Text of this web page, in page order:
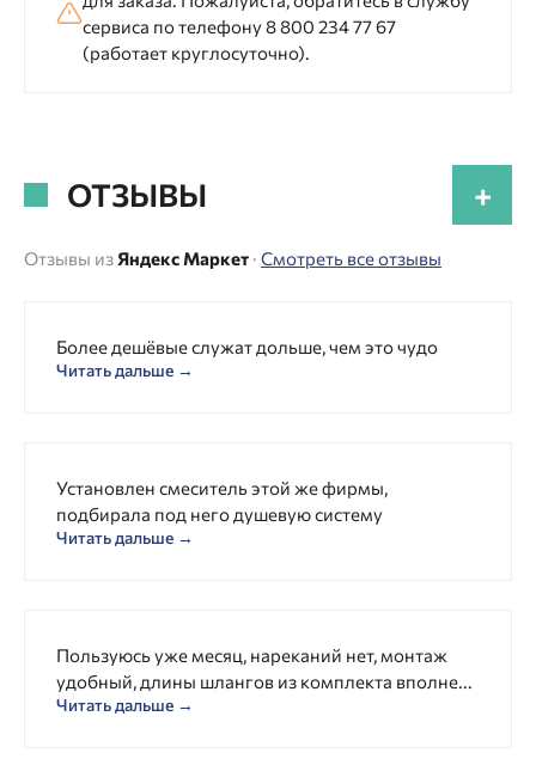
сервиса по телефону 8 800 234 77 67
(работает круглосуточно).
ОТЗЫВЫ +
Отзывы из Яндекс Маркет · Смотреть все отзывы
Более дешёвые служат дольше, чем это чудо
Читать дальше →
Установлен смеситель этой же фирмы,
подбирала под него душевую систему
Читать дальше →
Пользуюсь уже месяц, нареканий нет, монтаж
удобный, длины шлангов из комплекта вполне...
Читать дальше →